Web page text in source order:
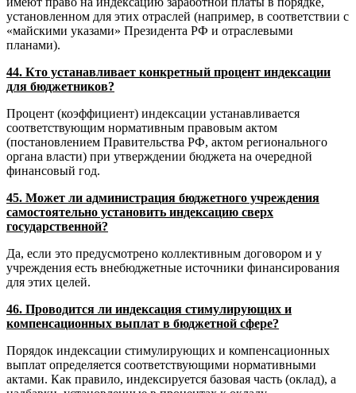
установленном для этих отраслей (например, в соответствии с
«майскими указами» Президента РФ и отраслевыми
планами).
44. Кто устанавливает конкретный процент индексации
для бюджетников?
Процент (коэффициент) индексации устанавливается
соответствующим нормативным правовым актом
(постановлением Правительства РФ, актом регионального
органа власти) при утверждении бюджета на очередной
финансовый год.
45. Может ли администрация бюджетного учреждения
самостоятельно установить индексацию сверх
государственной?
Да, если это предусмотрено коллективным договором и у
учреждения есть внебюджетные источники финансирования
для этих целей.
46. Проводится ли индексация стимулирующих и
компенсационных выплат в бюджетной сфере?
Порядок индексации стимулирующих и компенсационных
выплат определяется соответствующими нормативными
актами. Как правило, индексируется базовая часть (оклад), а